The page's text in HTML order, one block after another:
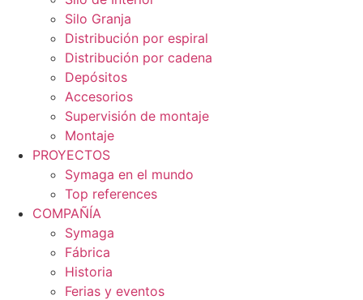
Silo Granja
Distribución por espiral
Distribución por cadena
Depósitos
Accesorios
Supervisión de montaje
Montaje
PROYECTOS
Symaga en el mundo
Top references
COMPAÑÍA
Symaga
Fábrica
Historia
Ferias y eventos